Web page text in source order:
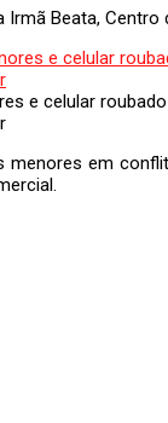
Irmã Beata,
e celular
menores em